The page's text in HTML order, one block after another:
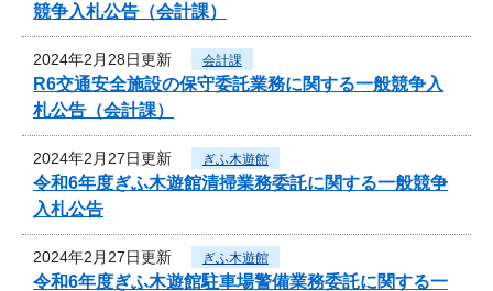
競争入札公告（会計課）
2024年2月28日更新 会計課
R6交通安全施設の保守委託業務に関する一般競争入
札公告（会計課）
2024年2月27日更新 ぎふ木遊館
令和6年度ぎふ木遊館清掃業務委託に関する一般競争
入札公告
2024年2月27日更新 ぎふ木遊館
令和6年度ぎふ木遊館駐車場警備業務委託に関する一